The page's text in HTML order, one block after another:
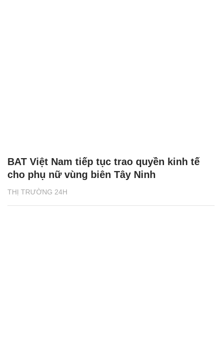
THỊ TRƯỜNG 24H
BAT Việt Nam tiếp tục trao quyền kinh tế
cho phụ nữ vùng biên Tây Ninh